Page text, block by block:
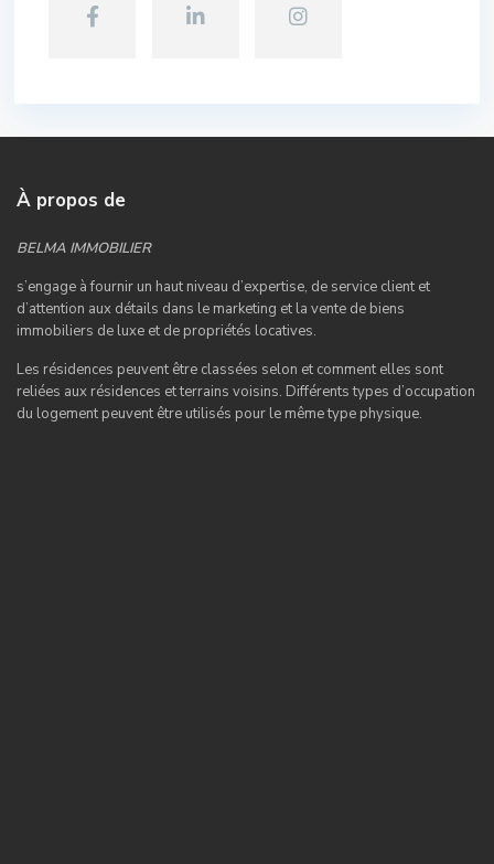
À propos de
BELMA IMMOBILIER
s’engage à fournir un haut niveau d’expertise, de service client et
d’attention aux détails dans le marketing et la vente de biens
immobiliers de luxe et de propriétés locatives.
Les résidences peuvent être classées selon et comment elles sont
reliées aux résidences et terrains voisins. Différents types d’occupation
du logement peuvent être utilisés pour le même type physique.